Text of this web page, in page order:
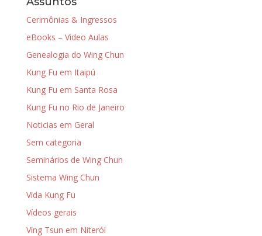
Cerimônias & Ingressos
eBooks – Video Aulas
Genealogia do Wing Chun
Kung Fu em Itaipú
Kung Fu em Santa Rosa
Kung Fu no Rio de Janeiro
Noticias em Geral
Sem categoria
Seminários de Wing Chun
Sistema Wing Chun
Vida Kung Fu
Vídeos gerais
Ving Tsun em Niterói